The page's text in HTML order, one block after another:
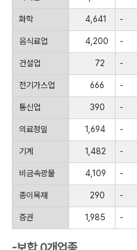
화학 4,641 -
음식료업 4,200 -
건설업 72 -
전기가스업 666 -
통신업 390 -
의료정밀 1,694 -
기계 1,482 -
비금속광물 4,109 -
종이목재 290 -
증권 1,985 -